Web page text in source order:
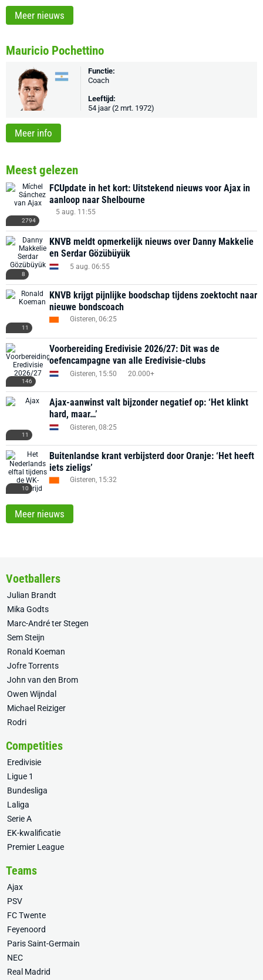
Meer nieuws
Mauricio Pochettino
Functie:
Coach
Leeftijd:
54 jaar (2 mrt. 1972)
Meer info
Meest gelezen
2794
FCUpdate in het kort: Uitstekend nieuws voor Ajax in
aanloop naar Shelbourne
5 aug. 11:55
8
KNVB meldt opmerkelijk nieuws over Danny Makkelie
en Serdar Gözübüyük
5 aug. 06:55
11
KNVB krijgt pijnlijke boodschap tijdens zoektocht naar
nieuwe bondscoach
Gisteren, 06:25
146
Voorbereiding Eredivisie 2026/27: Dit was de
oefencampagne van alle Eredivisie-clubs
Gisteren, 15:50 20.000+
11
Ajax-aanwinst valt bijzonder negatief op: ‘Het klinkt
hard, maar…’
Gisteren, 08:25
10
Buitenlandse krant verbijsterd door Oranje: ‘Het heeft
iets zieligs’
Gisteren, 15:32
Meer nieuws
Voetballers
Julian Brandt
Mika Godts
Marc-André ter Stegen
Sem Steijn
Ronald Koeman
Jofre Torrents
John van den Brom
Owen Wijndal
Michael Reiziger
Rodri
Competities
Eredivisie
Ligue 1
Bundesliga
Laliga
Serie A
EK-kwalificatie
Premier League
Teams
Ajax
PSV
FC Twente
Feyenoord
Paris Saint-Germain
NEC
Real Madrid